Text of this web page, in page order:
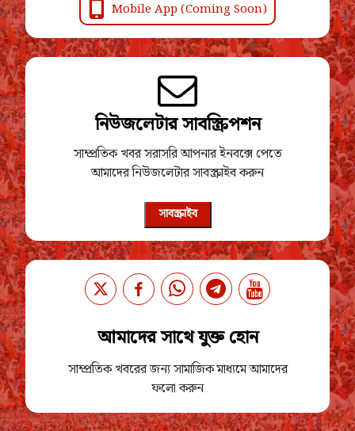
Mobile App (Coming Soon)
নিউজলেটার সাবস্ক্রিপশন
সাম্প্রতিক খবর সরাসরি আপনার ইনবক্সে পেতে
আমাদের নিউজলেটার সাবস্ক্রাইব করুন
সাবস্ক্রাইব
আমাদের সাথে যুক্ত হোন
সাম্প্রতিক খবরের জন্য সামাজিক মাধ্যমে আমাদের
ফলো করুন